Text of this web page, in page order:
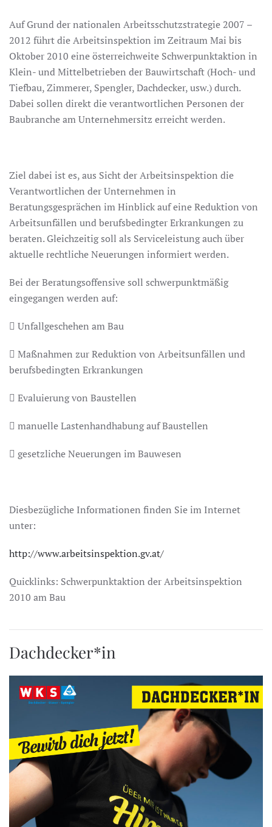
Auf Grund der nationalen Arbeitsschutzstrategie 2007 –
2012 führt die Arbeitsinspektion im Zeitraum Mai bis
Oktober 2010 eine österreichweite Schwerpunktaktion in
Klein- und Mittelbetrieben der Bauwirtschaft (Hoch- und
Tiefbau, Zimmerer, Spengler, Dachdecker, usw.) durch.
Dabei sollen direkt die verantwortlichen Personen der
Baubranche am Unternehmersitz erreicht werden.
Ziel dabei ist es, aus Sicht der Arbeitsinspektion die
Verantwortlichen der Unternehmen in
Beratungsgesprächen im Hinblick auf eine Reduktion von
Arbeitsunfällen und berufsbedingter Erkrankungen zu
beraten. Gleichzeitig soll als Serviceleistung auch über
aktuelle rechtliche Neuerungen informiert werden.
Bei der Beratungsoffensive soll schwerpunktmäßig
eingegangen werden auf:
 Unfallgeschehen am Bau
 Maßnahmen zur Reduktion von Arbeitsunfällen und
berufsbedingten Erkrankungen
 Evaluierung von Baustellen
 manuelle Lastenhandhabung auf Baustellen
 gesetzliche Neuerungen im Bauwesen
Diesbezügliche Informationen finden Sie im Internet
unter:
http://www.arbeitsinspektion.gv.at/
Quicklinks: Schwerpunktaktion der Arbeitsinspektion
2010 am Bau
Dachdecker*in